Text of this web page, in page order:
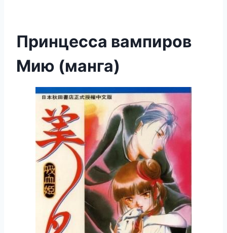
Принцесса вампиров
Мию (манга)